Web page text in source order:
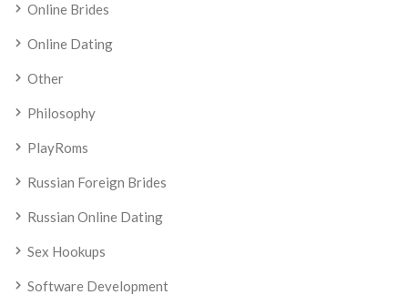
Online Brides
Online Dating
Other
Philosophy
PlayRoms
Russian Foreign Brides
Russian Online Dating
Sex Hookups
Software Development